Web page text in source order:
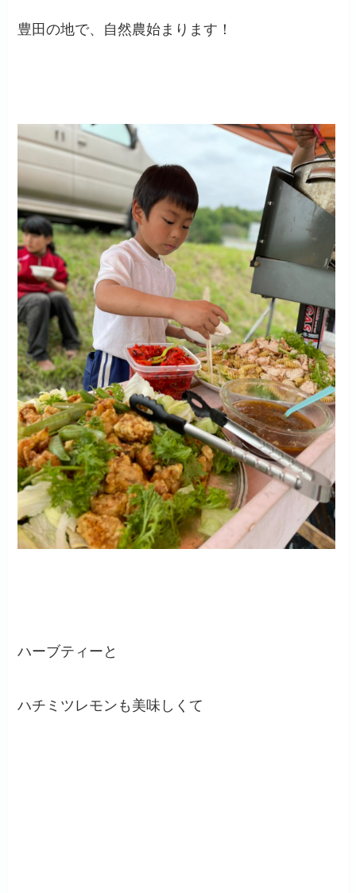
豊田の地で、自然農始まります！
ハーブティーと
ハチミツレモンも美味しくて